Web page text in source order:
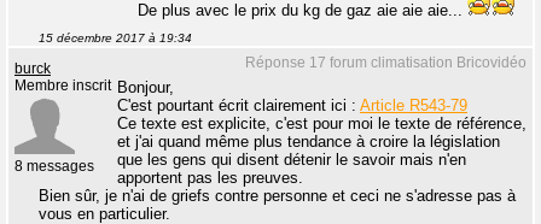
De plus avec le prix du kg de gaz aie aie aie...
15 décembre 2017 à 19:34
Réponse 17 forum climatisation Bricovidéo
burck
Membre inscrit
8 messages
Bonjour,
C'est pourtant écrit clairement ici : Article R543-79
Ce texte est explicite, c'est pour moi le texte de référence,
et j'ai quand même plus tendance à croire la législation
que les gens qui disent détenir le savoir mais n'en
apportent pas les preuves.
Bien sûr, je n'ai de griefs contre personne et ceci ne s'adresse pas à
vous en particulier.